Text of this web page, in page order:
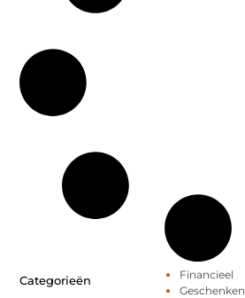
Categorieën
Financieel
Geschenken